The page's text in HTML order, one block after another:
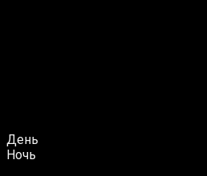
День
Ночь